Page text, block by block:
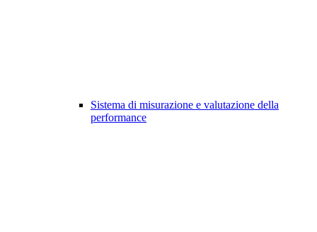
Sistema di misurazione e valutazione della
performance